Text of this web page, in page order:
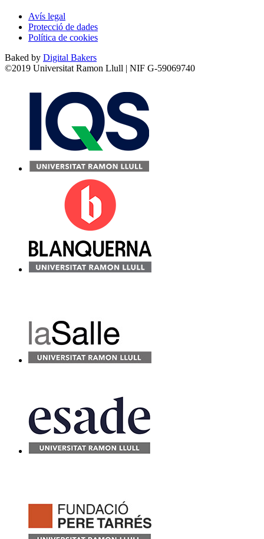
Avís legal
Protecció de dades
Política de cookies
Baked by Digital Bakers
©2019 Universitat Ramon Llull | NIF G-59069740